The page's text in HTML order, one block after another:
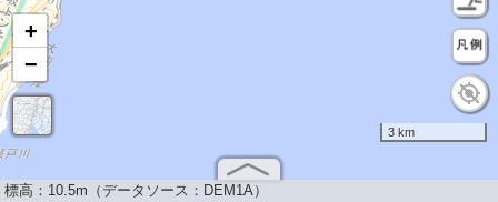
+
−
3 km
標高： 10.5m（データソース：DEM1A）